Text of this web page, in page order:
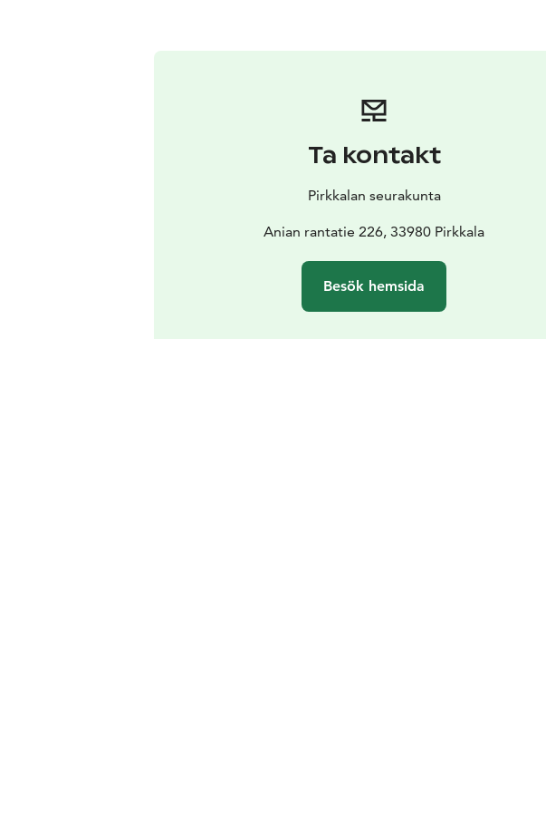
Ta kontakt
Pirkkalan seurakunta
Anian rantatie 226, 33980 Pirkkala
Besök hemsida